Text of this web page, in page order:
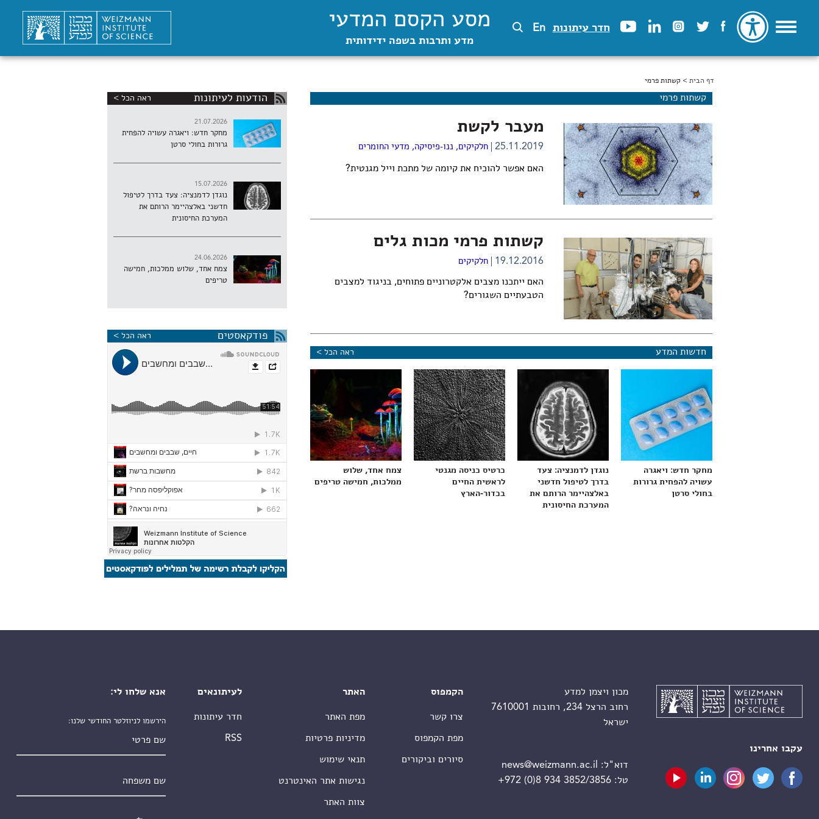
חדר עיתונות En מסע הקסם המדעי
מדע ותרבות בשפה ידידותית
הינך נמצא כאן
דף הבית > קשתות פרמי
קשתות פרמי
מעבר לקשת
25.11.2019 חלקיקים, ננו-פיסיקה, מדעי החומרים
האם אפשר להוכיח את קיומה של מתכת וייל מגנטית?
קשתות פרמי מכות גלים
19.12.2016 חלקיקים
האם ייתכנו מצבים אלקטרוניים פתוחים, בניגוד למצבים
הטבעתיים השגורים?
חדשות המדע ראה הכל >
מחקר חדש: ויאגרה
עשויה להפחית גרורות
בחולי סרטן
נוגדן לדמנציה: צעד
בדרך לטיפול חדשני
באלצהיימר הרותם את
המערכת החיסונית
כרטיס כניסה מגנטי
לראשית החיים
בכדור-הארץ
צמח אחד, שלוש
ממלכות, חמישה טריפים
הודעות לעיתונות ראה הכל >
21.07.2026
מחקר חדש: ויאגרה עשויה להפחית
גרורות בחולי סרטן
15.07.2026
נוגדן לדמנציה: צעד בדרך לטיפול
חדשני באלצהיימר הרותם את
המערכת החיסונית
24.06.2026
צמח אחד, שלוש ממלכות, חמישה
טריפים
פודקאסטים ראה הכל >
עקבו אחרינו
מכון ויצמן למדע
רחוב הרצל 234, רחובות 7610001
ישראל
דוא"ל:
news@weizmann.ac.il
טל:+972 (0)8 934 3852/3856
הקמפוס
צרו קשר
מפת הקמפוס
סיורים וביקורים
האתר
מפת האתר
מדיניות פרטיות
תנאי שימוש
נגישות אתר האינטרנט
צוות האתר
לעיתונאים
חדר עיתונות
RSS
אנא שלחו לי:
הירשמו לניוזלטר החודשי שלנו: